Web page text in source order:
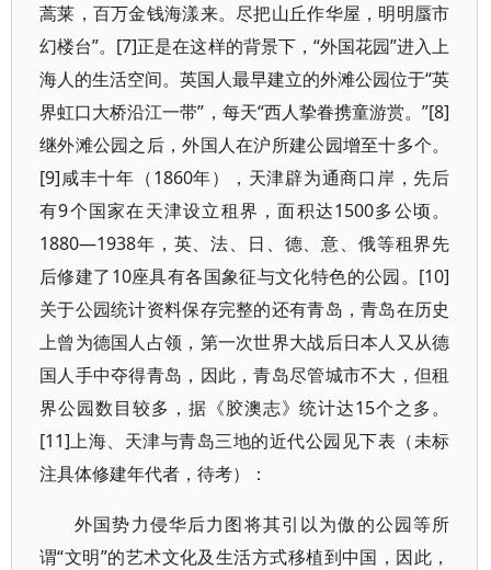
蒿莱，百万金钱海漾来。尽把山丘作华屋，明明蜃市
幻楼台”。[7]正是在这样的背景下，“外国花园”进入上
海人的生活空间。英国人最早建立的外滩公园位于“英
界虹口大桥沿江一带”，每天“西人挚眷携童游赏。”[8]
继外滩公园之后，外国人在沪所建公园增至十多个。
[9]咸丰十年（1860年），天津辟为通商口岸，先后
有9个国家在天津设立租界，面积达1500多公顷。
1880—1938年，英、法、日、德、意、俄等租界先
后修建了10座具有各国象征与文化特色的公园。[10]
关于公园统计资料保存完整的还有青岛，青岛在历史
上曾为德国人占领，第一次世界大战后日本人又从德
国人手中夺得青岛，因此，青岛尽管城市不大，但租
界公园数目较多，据《胶澳志》统计达15个之多。
[11]上海、天津与青岛三地的近代公园见下表（未标
注具体修建年代者，待考）：
外国势力侵华后力图将其引以为傲的公园等所
谓“文明”的艺术文化及生活方式移植到中国，因此，